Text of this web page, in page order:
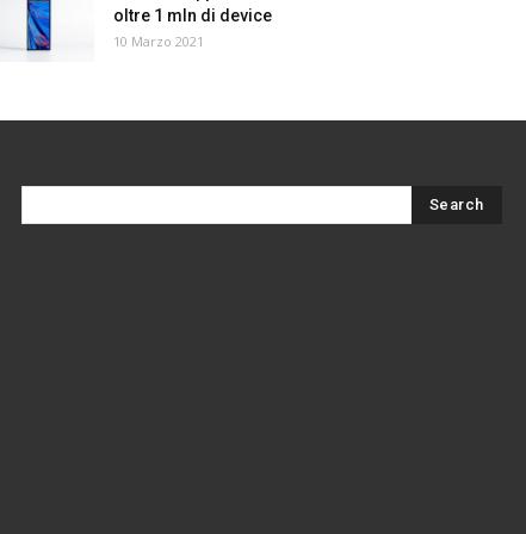
oltre 1 mln di device
10 Marzo 2021